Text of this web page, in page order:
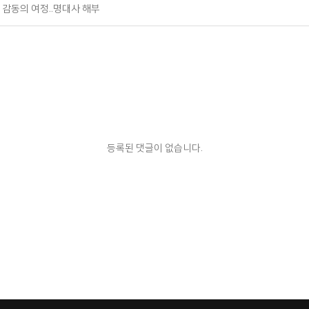
동의 여정..명대사 해부
등록된 댓글이 없습니다.